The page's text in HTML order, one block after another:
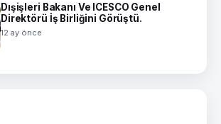
Dışişleri Bakanı Ve ICESCO Genel
Direktörü İş Birliğini Görüştü.
12 ay önce